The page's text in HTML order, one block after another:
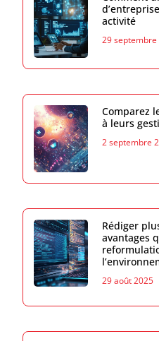
activité
29 septembre
Comparez
à leurs
2 septembre
Rédiger
avantages
29 août 2025